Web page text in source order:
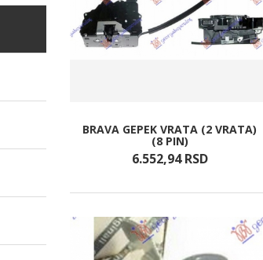
BRAVA GEPEK VRATA (2 VRATA)
(8 PIN)
6.552,94 RSD